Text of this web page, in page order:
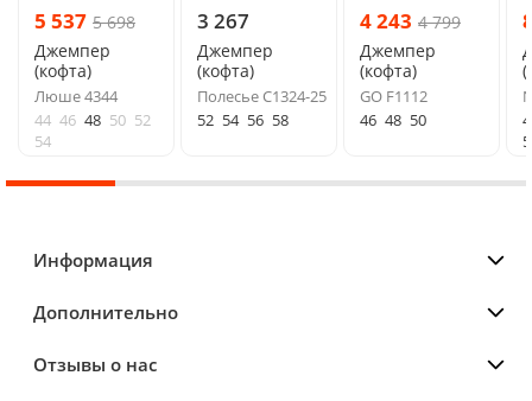
5 537 5 698
Джемпер
(кофта)
Люше 4344
44 46 48 50 52
54
3 267
Джемпер
(кофта)
Полесье С1324-25
52 54 56 58
4 243 4 799
Джемпер
(кофта)
GO F1112
46 48 50
Информация
Дополнительно
Отзывы о нас